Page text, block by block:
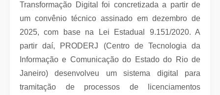
Transformação Digital foi concretizada a partir de
um convênio técnico assinado em dezembro de
2025, com base na Lei Estadual 9.151/2020. A
partir daí, PRODERJ (Centro de Tecnologia da
Informação e Comunicação do Estado do Rio de
Janeiro) desenvolveu um sistema digital para
tramitação de processos de licenciamentos